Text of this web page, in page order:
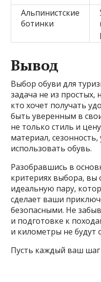
Альпинистские
ботинки
Вывод
Выбор обуви для
задача не из простых,
кто хочет получать
быть уверенным в
не только стиль и
материал,
использовать обувь.
Разобравшись в
критериях выбора, вы
идеальную пару,
сделает ваши
безопасными. Не
и подготовке к
и километры не будут
Пусть каждый ваш